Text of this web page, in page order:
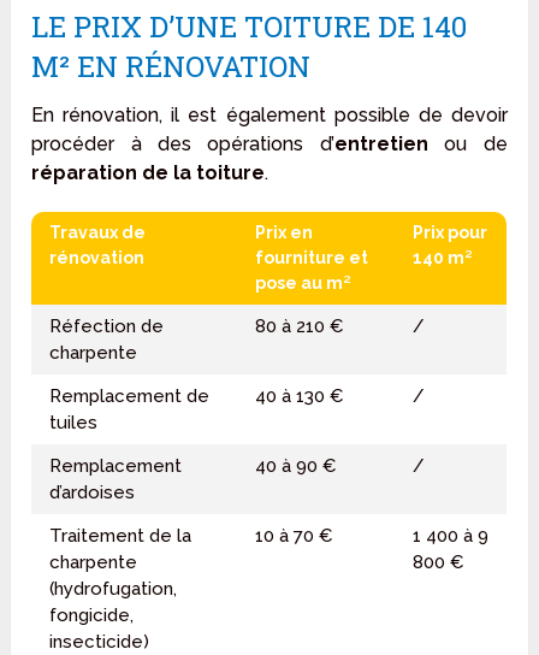
LE PRIX D’UNE TOITURE DE 140
M² EN RÉNOVATION
En rénovation, il est également possible de devoir
procéder à des opérations d’entretien ou de
réparation de la toiture.
Travaux de
rénovation
Prix en
fourniture et
pose au m²
Prix pour
140 m²
Réfection de
charpente
80 à 210 € /
Remplacement de
tuiles
40 à 130 € /
Remplacement
d’ardoises
40 à 90 € /
Traitement de la
charpente
(hydrofugation,
fongicide,
insecticide)
10 à 70 €
1 400 à 9
800 €